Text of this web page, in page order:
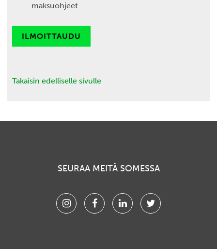
maksuohjeet.
ILMOITTAUDU
Takaisin edelliselle sivulle
SEURAA MEITÄ SOMESSA
InstagramFacebookLinkedinTwitter